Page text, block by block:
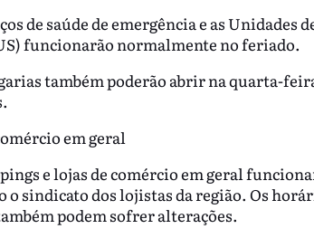
de saúde de emergência e as Unidades
funcionarão normalmente no feriado.
também poderão abrir na quarta-
em geral
e lojas de comércio em geral
o sindicato dos lojistas da região. Os
podem sofrer alterações.